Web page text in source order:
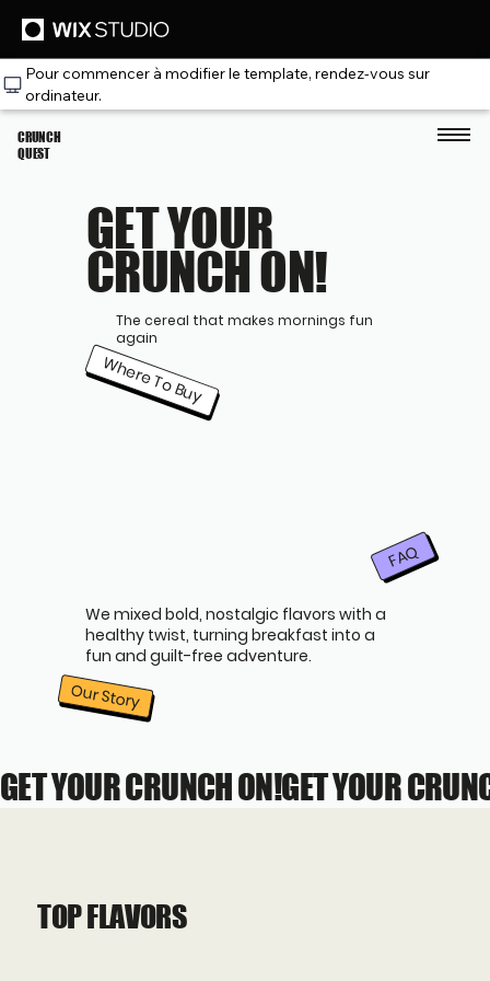
Pour commencer à modifier le template, rendez‑vous sur
ordinateur.